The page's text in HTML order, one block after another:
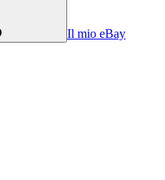
Il mio eBay